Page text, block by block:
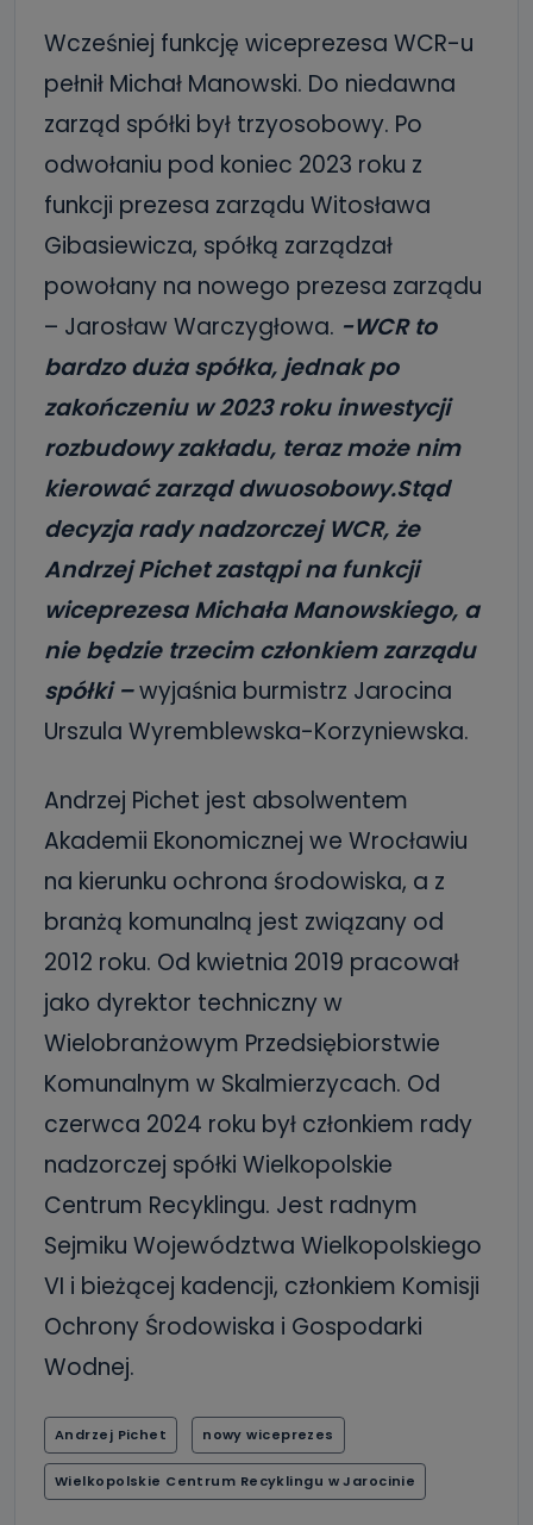
Wcześniej funkcję wiceprezesa WCR-u
pełnił Michał Manowski. Do niedawna
zarząd spółki był trzyosobowy. Po
odwołaniu pod koniec 2023 roku z
funkcji prezesa zarządu Witosława
Gibasiewicza, spółką zarządzał
powołany na nowego prezesa zarządu
– Jarosław Warczygłowa. -WCR to
bardzo duża spółka, jednak po
zakończeniu w 2023 roku inwestycji
rozbudowy zakładu, teraz może nim
kierować zarząd dwuosobowy.Stąd
decyzja rady nadzorczej WCR, że
Andrzej Pichet zastąpi na funkcji
wiceprezesa Michała Manowskiego, a
nie będzie trzecim członkiem zarządu
spółki –wyjaśnia burmistrz Jarocina
Urszula Wyremblewska-Korzyniewska.
Andrzej Pichet jest absolwentem
Akademii Ekonomicznej we Wrocławiu
na kierunku ochrona środowiska, a z
branżą komunalną jest związany od
2012 roku. Od kwietnia 2019 pracował
jako dyrektor techniczny w
Wielobranżowym Przedsiębiorstwie
Komunalnym w Skalmierzycach. Od
czerwca 2024 roku był członkiem rady
nadzorczej spółki Wielkopolskie
Centrum Recyklingu. Jest radnym
Sejmiku Województwa Wielkopolskiego
VI i bieżącej kadencji, członkiem Komisji
Ochrony Środowiska i Gospodarki
Wodnej.
Andrzej Pichet nowy wiceprezes
Wielkopolskie Centrum Recyklingu w Jarocinie